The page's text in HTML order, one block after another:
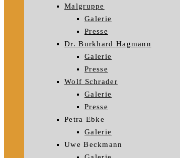
Malgruppe
Galerie
Presse
Dr. Burkhard Hagmann
Galerie
Presse
Wolf Schrader
Galerie
Presse
Petra Ebke
Galerie
Uwe Beckmann